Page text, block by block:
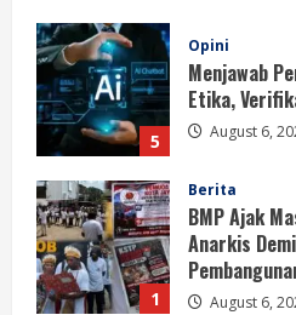
5
Opini
Menjawab
Etika,
August 6,
1
Berita
BMP Ajak
Anarkis
August 6,